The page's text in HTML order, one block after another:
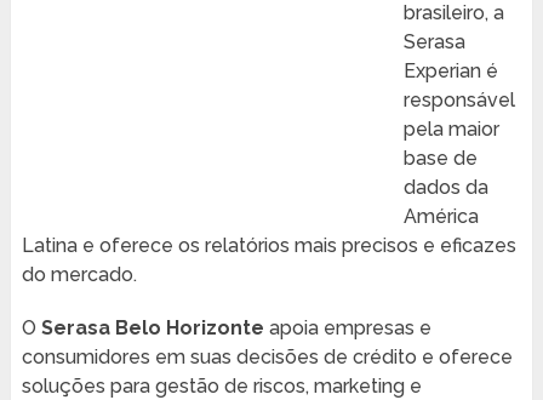
brasileiro, a
Serasa
Experian é
responsável
pela maior
base de
dados da
América
Latina e oferece os relatórios mais precisos e eficazes
do mercado.
O Serasa Belo Horizonte apoia empresas e
consumidores em suas decisões de crédito e oferece
soluções para gestão de riscos, marketing e